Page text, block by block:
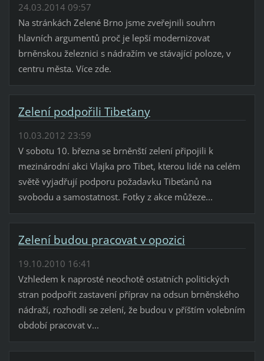
24.03.2014 09:57
Na stránkách Zelené Brno jsme zveřejnili souhrn
hlavních argumentů proč je lepší modernizovat
brněnskou železnici s nádražím ve stávající poloze, v
centru města. Více zde.
Zelení podpořili Tibeťany
10.03.2012 23:59
V sobotu 10. března se brněnští zelení připojili k
mezinárodní akci Vlajka pro Tibet, kterou lidé na celém
světě vyjadřují podporu požadavku Tibeťanů na
svobodu a samostatnost. Fotky z akce můžeze...
Zelení budou pracovat v opozici
19.10.2010 16:41
Vzhledem k naprosté neochotě ostatních politických
stran podpořit zastavení příprav na odsun brněnského
nádraží, rozhodli se zelení, že budou v příštím volebním
období pracovat v...